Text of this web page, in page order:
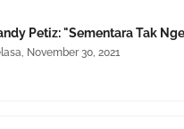
Petiz: "Sementara Tak
November 30, 2021